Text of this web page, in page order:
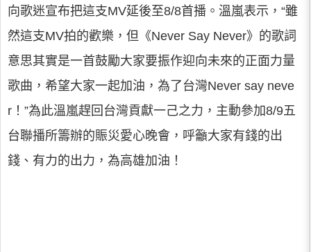
向歌迷宣布把這支MV延後至8/8首播。溫嵐表示，“雖
然這支MV拍的歡樂，但《Never Say Never》的歌詞
意思其實是一首鼓勵大家要振作迎向未來的正面力量
歌曲，希望大家一起加油，為了台灣Never say neve
r！”為此溫嵐趕回台灣貢獻一己之力，主動參加8/9五
台聯播所籌辦的賑災愛心晚會，呼籲大家有錢的出
錢、有力的出力，為高雄加油！